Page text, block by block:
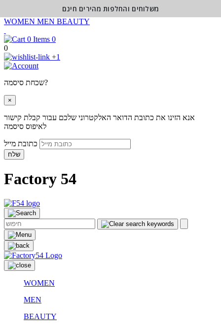
WOMEN MEN BEAUTY
0
0
+1
שכחת סיסמה?
×
אנא הזינו את כתובת הדואר האלקטרוני שלכם עבור קבלת קישור
לאיפוס סיסמה
שלח
Factory 54
WOMEN
MEN
BEAUTY
משלוחים והחלפות מהירים חינם